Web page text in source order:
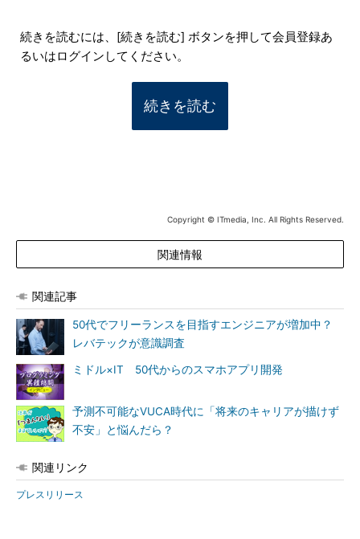
続きを読むには、[続きを読む] ボタンを押して会員登録あ
るいはログインしてください。
続きを読む
Copyright © ITmedia, Inc. All Rights Reserved.
関連情報
関連記事
50代でフリーランスを目指すエンジニアが増加中？
レバテックが意識調査
ミドル×IT 50代からのスマホアプリ開発
予測不可能なVUCA時代に「将来のキャリアが描けず
不安」と悩んだら？
関連リンク
プレスリリース